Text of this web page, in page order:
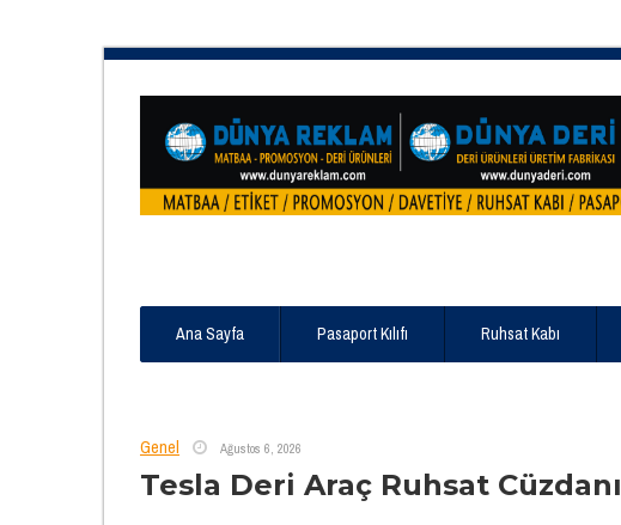
Ana Sayfa Pasaport Kılıfı Ruhsat Kabı
Genel Ağustos 6, 2026
Tesla Deri Araç Ruhsat Cüzdanı